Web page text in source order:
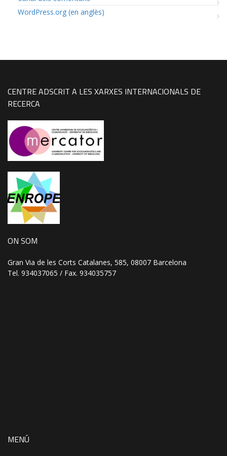
WordPress.org (en anglès)
CENTRE ADSCRIT A LES XARXES INTERNACIONALS DE
RECERCA
ON SOM
Gran Via de les Corts Catalanes, 585, 08007 Barcelona
Tel. 934037065 / Fax. 934035757
MENÚ